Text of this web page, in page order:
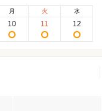
月
10
火
11
水
12